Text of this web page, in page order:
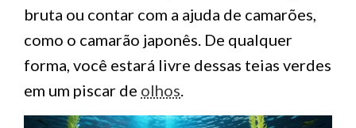
bruta ou contar com a ajuda de camarões,
como o camarão japonês. De qualquer
forma, você estará livre dessas teias verdes
em um piscar de olhos.